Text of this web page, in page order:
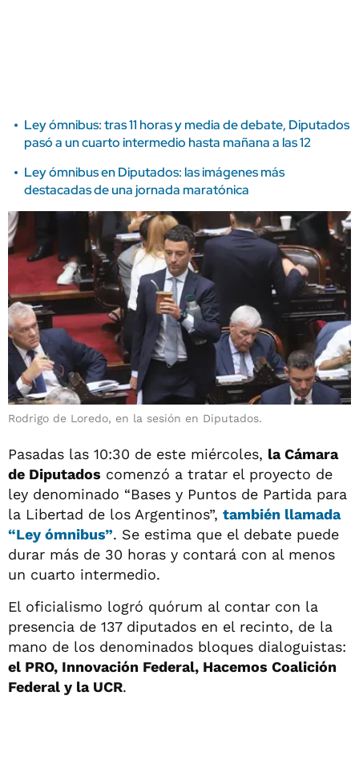
Ley ómnibus: tras 11 horas y media de debate, Diputados
pasó a un cuarto intermedio hasta mañana a las 12
Ley ómnibus en Diputados: las imágenes más
destacadas de una jornada maratónica
Rodrigo de Loredo, en la sesión en Diputados.
Pasadas las 10:30 de este miércoles, la Cámara
de Diputados comenzó a tratar el proyecto de
ley denominado “Bases y Puntos de Partida para
la Libertad de los Argentinos”, también llamada
“Ley ómnibus”. Se estima que el debate puede
durar más de 30 horas y contará con al menos
un cuarto intermedio.
El oficialismo logró quórum al contar con la
presencia de 137 diputados en el recinto, de la
mano de los denominados bloques dialoguistas:
el PRO, Innovación Federal, Hacemos Coalición
Federal y la UCR.